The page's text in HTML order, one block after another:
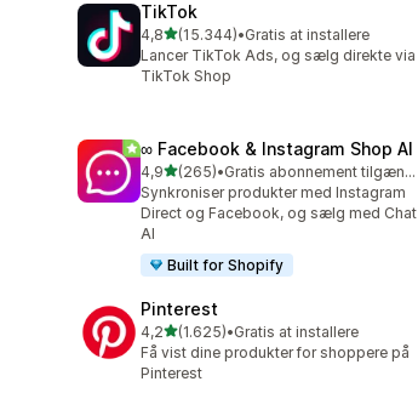
TikTok
4,8ud af 5 stjerner
(15.344)
15344 anmeldelser i alt
•Gratis at installere
Lancer TikTok Ads, og sælg direkte via
TikTok Shop
∞ Facebook & Instagram Shop AI
4,9ud af 5 stjerner
(265)
265 anmeldelser i alt
•
Gratis abonnement tilgængeligt
Synkroniser produkter med Instagram
Direct og Facebook, og sælg med Chat
AI
Built for Shopify
Pinterest
4,2ud af 5 stjerner
(1.625)
1625 anmeldelser i alt
•Gratis at installere
Få vist dine produkter for shoppere på
Pinterest